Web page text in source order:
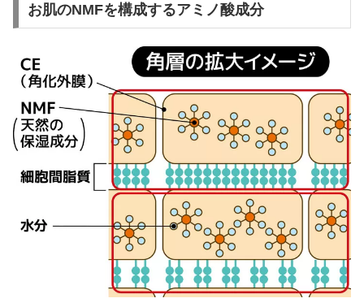
お肌のNMFを構成するアミノ酸成分